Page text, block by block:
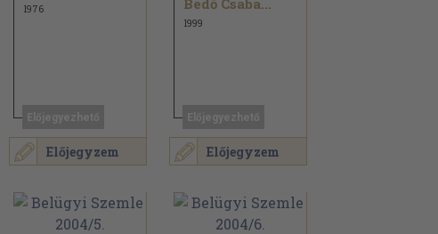
Előjegyzem
1976
Előjegyzem
Bedő Csaba...
1999